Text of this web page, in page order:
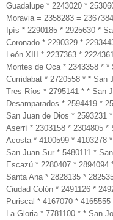
Guadalupe * 2243020 *
Moravia = 2358283 =
Ipís * 2290185 * 2925630 *
Coronado * 2290329 *
León XIII * 2237363 *
Montes de Oca * 2343358 * *
Curridabat * 2720558 * * San
Tres Ríos * 2795141 * * San
Desamparados * 2594419 *
San Juan de Dios * 2593231
Aserrí * 2303158 * 2304805 *
Acosta * 4100599 * 4103278
San Juan Sur * 5480111 *
Escazú * 2280407 * 2894094
Santa Ana * 2828135 *
Ciudad Colón * 2491126 *
Puriscal * 4167070 *
La Gloria * 7781100 * * San